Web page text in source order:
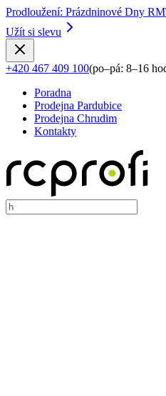
Prodloužení: Prázdninové Dny
Užít si slevu
+420 467 409 100(po–pá: 8–16
Poradna
Prodejna Pardubice
Prodejna Chrudim
Kontakty